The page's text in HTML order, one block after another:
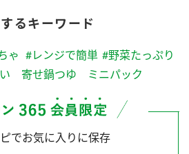
るキーワード
ゃ #レンジで簡単 #野菜たっぷり
い 寄せ鍋つゆ ミニパック
でお気に入りに保存